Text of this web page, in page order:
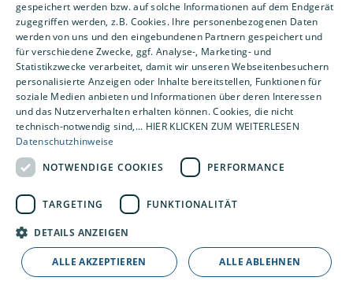
Kontakt
gespeichert werden bzw. auf solche Informationen auf dem Endgerät
zugegriffen werden, z.B. Cookies. Ihre personenbezogenen Daten
werden von uns und den eingebundenen Partnern gespeichert und
für verschiedene Zwecke, ggf. Analyse-, Marketing- und
Statistikzwecke verarbeitet, damit wir unseren Webseitenbesuchern
personalisierte Anzeigen oder Inhalte bereitstellen, Funktionen für
soziale Medien anbieten und Informationen über deren Interessen
und das Nutzerverhalten erhalten können. Cookies, die nicht
technisch-notwendig sind,... HIER KLICKEN ZUM WEITERLESEN
Datenschutzhinweise
NOTWENDIGE COOKIES
PERFORMANCE
TARGETING FUNKTIONALITÄT
DETAILS ANZEIGEN
ALLE AKZEPTIEREN ALLE ABLEHNEN